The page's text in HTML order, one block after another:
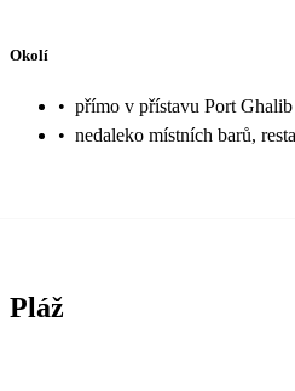
Okolí
• přímo v přístavu Port Ghalib
• nedaleko místních barů,
Pláž